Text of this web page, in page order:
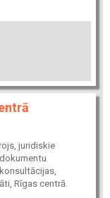
juridiskie
Rīgas centrā.